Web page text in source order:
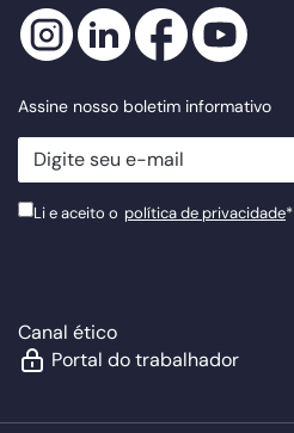
Assine nosso boletim informativo
newsletter.suscribe
Li e aceito o política de privacidade*
Canal ético
Portal do trabalhador